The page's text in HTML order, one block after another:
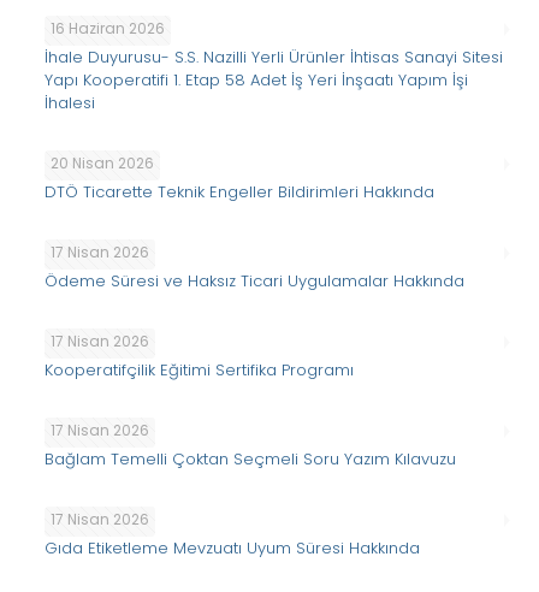
16 Haziran 2026
İhale Duyurusu- S.S. Nazilli Yerli Ürünler İhtisas Sanayi Sitesi
Yapı Kooperatifi 1. Etap 58 Adet İş Yeri İnşaatı Yapım İşi
İhalesi
20 Nisan 2026
DTÖ Ticarette Teknik Engeller Bildirimleri Hakkında
17 Nisan 2026
Ödeme Süresi ve Haksız Ticari Uygulamalar Hakkında
17 Nisan 2026
Kooperatifçilik Eğitimi Sertifika Programı
17 Nisan 2026
Bağlam Temelli Çoktan Seçmeli Soru Yazım Kılavuzu
17 Nisan 2026
Gıda Etiketleme Mevzuatı Uyum Süresi Hakkında